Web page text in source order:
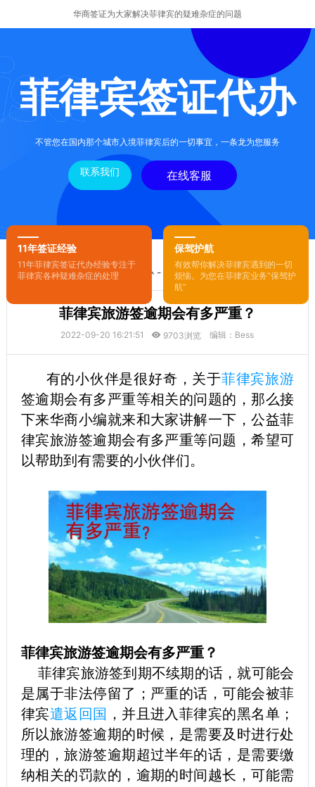
华商签证为大家解决菲律宾的疑难杂症的问题
菲律宾签证代办
不管您在国内那个城市入境菲律宾后的一切事宜，一条龙为您服务
联系我们 在线客服
11年签证经验
11年菲律宾签证代办经验专注于
菲律宾各种疑难杂症的处理
保驾护航
有效帮你解决菲律宾遇到的一切
烦恼。为您在菲律宾业务“保驾护
航”
您的位置：首页-菲律宾签证代办- 正文
菲律宾旅游签逾期会有多严重？
2022-09-20 16:21:51 9703浏览 编辑：Bess
有的小伙伴是很好奇，关于菲律宾旅游
签逾期会有多严重等相关的问题的，那么接
下来华商小编就来和大家讲解一下，公益菲
律宾旅游签逾期会有多严重等问题，希望可
以帮助到有需要的小伙伴们。
菲律宾旅游签逾期会有多严重？
菲律宾旅游签到期不续期的话，就可能会
是属于非法停留了；严重的话，可能会被菲
律宾遣返回国 ，并且进入菲律宾的黑名单；
所以旅游签逾期的时候，是需要及时进行处
理的，旅游签逾期超过半年的话，是需要缴
纳相关的罚款的，逾期的时间越长，可能需